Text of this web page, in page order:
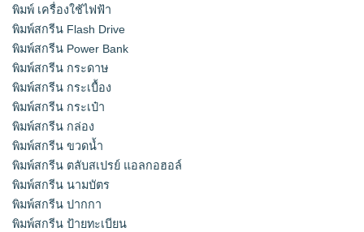
พิมพ์ เครื่องใช้ไฟฟ้า
พิมพ์สกรีน Flash Drive
พิมพ์สกรีน Power Bank
พิมพ์สกรีน กระดาษ
พิมพ์สกรีน กระเบื้อง
พิมพ์สกรีน กระเป๋า
พิมพ์สกรีน กล่อง
พิมพ์สกรีน ขวดน้ำ
พิมพ์สกรีน ตลับสเปรย์ แอลกอฮอล์
พิมพ์สกรีน นามบัตร
พิมพ์สกรีน ปากกา
พิมพ์สกรีน ป้ายทะเบียน